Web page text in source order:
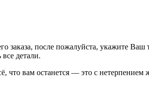
заказа, после пожалуйста, укажите
детали.
вам останется — это с нетерпением